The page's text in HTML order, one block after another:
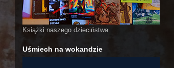
Książki naszego dzieciństwa
Uśmiech na wokandzie